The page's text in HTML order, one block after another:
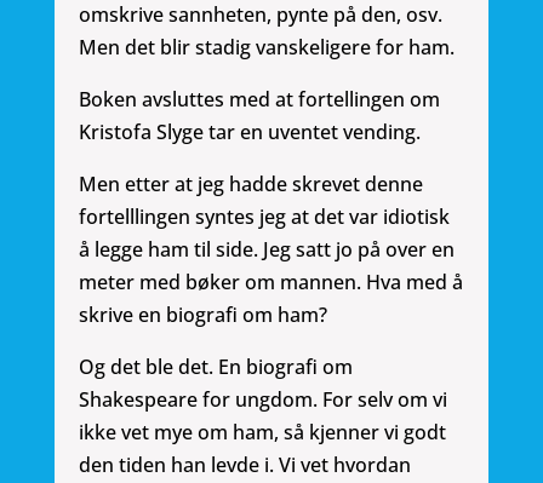
omskrive sannheten, pynte på den, osv.
Men det blir stadig vanskeligere for ham.
Boken avsluttes med at fortellingen om
Kristofa Slyge tar en uventet vending.
Men etter at jeg hadde skrevet denne
fortelllingen syntes jeg at det var idiotisk
å legge ham til side. Jeg satt jo på over en
meter med bøker om mannen. Hva med å
skrive en biografi om ham?
Og det ble det. En biografi om
Shakespeare for ungdom. For selv om vi
ikke vet mye om ham, så kjenner vi godt
den tiden han levde i. Vi vet hvordan